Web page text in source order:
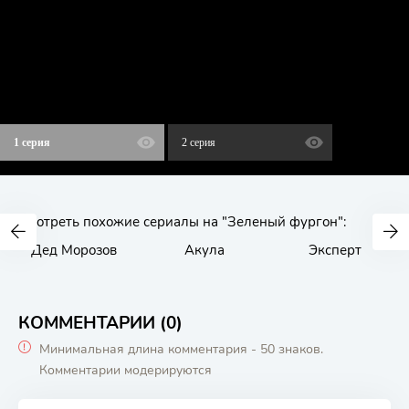
1 серия 2 серия
Смотреть похожие сериалы на "Зеленый фургон":
Дед Морозов
Акула Эксперт
КОММЕНТАРИИ (0)
Минимальная длина комментария - 50 знаков.
Комментарии модерируются